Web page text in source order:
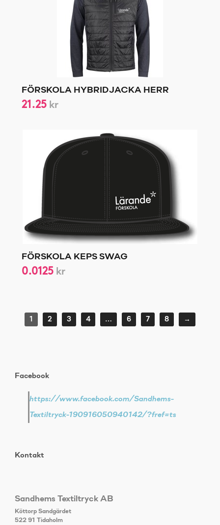
FÖRSKOLA HYBRIDJACKA HERR
21.25 kr
FÖRSKOLA KEPS SWAG
0.0125 kr
1 2 3 4 … 6 7 8 →
Facebook
https://www.facebook.com/Sandhems-
Textiltryck-190916050940142/?fref=ts
Kontakt
Sandhems Textiltryck AB
Köttorp Sandgärdet
522 91 Tidaholm